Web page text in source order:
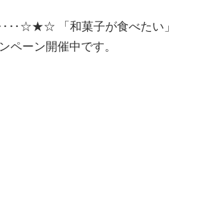
和菓子が食べたい」
ーン開催中です。